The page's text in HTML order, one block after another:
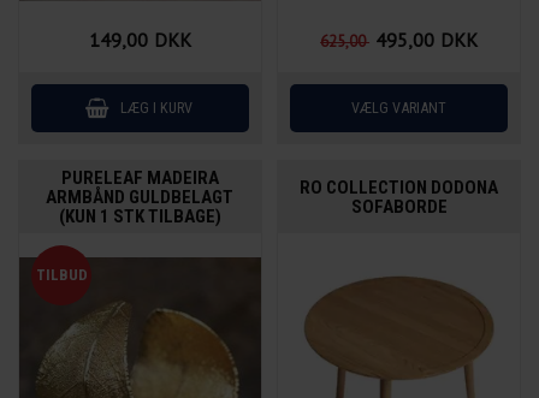
149,00 DKK 625,00 495,00 DKK
PURELEAF MADEIRA
ARMBÅND GULDBELAGT
(KUN 1 STK TILBAGE)
RO COLLECTION DODONA
SOFABORDE